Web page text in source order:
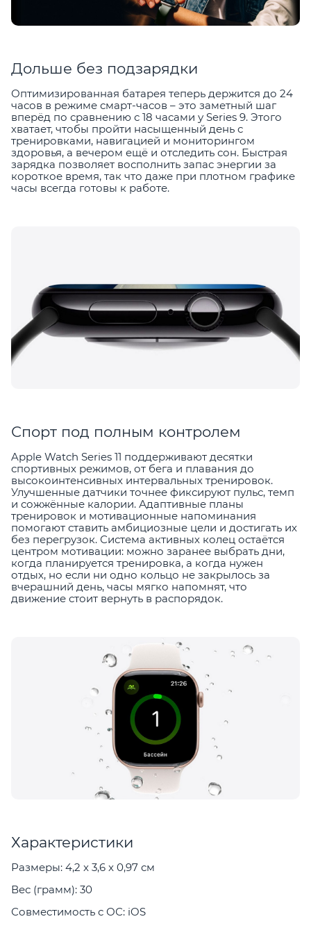
Дольше без подзарядки
Оптимизированная батарея теперь держится до 24
часов в режиме смарт-часов – это заметный шаг
вперёд по сравнению с 18 часами у Series 9. Этого
хватает, чтобы пройти насыщенный день с
тренировками, навигацией и мониторингом
здоровья, а вечером ещё и отследить сон. Быстрая
зарядка позволяет восполнить запас энергии за
короткое время, так что даже при плотном графике
часы всегда готовы к работе.
Спорт под полным контролем
Apple Watch Series 11 поддерживают десятки
спортивных режимов, от бега и плавания до
высокоинтенсивных интервальных тренировок.
Улучшенные датчики точнее фиксируют пульс, темп
и сожжённые калории. Адаптивные планы
тренировок и мотивационные напоминания
помогают ставить амбициозные цели и достигать их
без перегрузок. Система активных колец остаётся
центром мотивации: можно заранее выбрать дни,
когда планируется тренировка, а когда нужен
отдых, но если ни одно кольцо не закрылось за
вчерашний день, часы мягко напомнят, что
движение стоит вернуть в распорядок.
Характеристики
Размеры: 4,2 x 3,6 x 0,97 см
Вес (грамм): 30
Совместимость с ОС: iOS